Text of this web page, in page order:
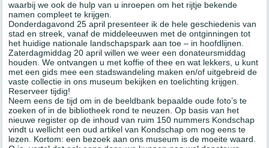
waarbij we ook de hulp van u inroepen om het rijtje bekende
namen compleet te krijgen.
Donderdagavond 25 april presenteer ik de hele geschiedenis van
stad en streek, vanaf de middeleeuwen met de ontginningen tot
het huidige nationale landschapspark aan toe – in hoofdlijnen.
Zaterdagmiddag 20 april willen we weer een donateursmiddag
houden. We ontvangen u met koffie of thee en wat lekkers, u kunt
met een gids mee een stadswandeling maken en/of uitgebreid de
vaste collectie in ons museum bekijken en toelichting krijgen.
Reserveer tijdig!
Neem eens de tijd om in de beeldbank bepaalde oude foto’s te
zoeken of in de bibliotheek rond te neuzen. Op basis van het
nieuwe register op de inhoud van ruim 150 nummers Kondschap
vindt u wellicht een oud artikel van Kondschap om nog eens te
lezen. Kortom: een bezoek aan ons museum is de moeite waard.